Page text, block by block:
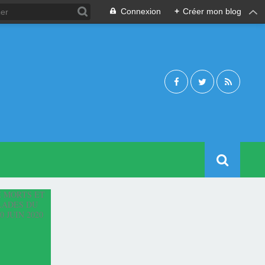
Connexion + Créer mon blog